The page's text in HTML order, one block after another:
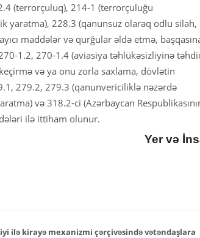
(terrorçuluq), 214-1 (terrorçuluğu
yaratma), 228.3 (qanunsuz olaraq odlu silah,
maddələr və qurğular əldə etmə,
1.2, 270-1.4 (aviasiya təhlükəsizliyinə
və ya onu zorla saxlama, dövlətin
279.2, 279.3 (qanunvericiliklə nəzərdə
və 318.2-ci (Azərbaycan
ilə ittiham olunur.
Yer və
ilə kirayə mexanizmi çərçivəsində vətəndaşlara